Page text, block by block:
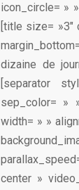
icon_circle= »
[title size=
dizaine de
[separator
sep_color= »
width= » »
center »